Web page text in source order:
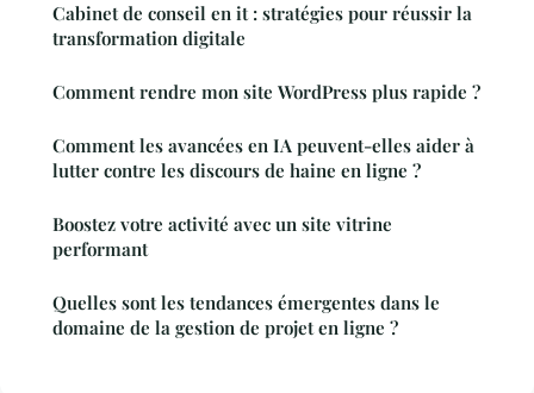
Cabinet de conseil en it : stratégies pour réussir la
transformation digitale
Comment rendre mon site WordPress plus rapide ?
Comment les avancées en IA peuvent-elles aider à
lutter contre les discours de haine en ligne ?
Boostez votre activité avec un site vitrine
performant
Quelles sont les tendances émergentes dans le
domaine de la gestion de projet en ligne ?